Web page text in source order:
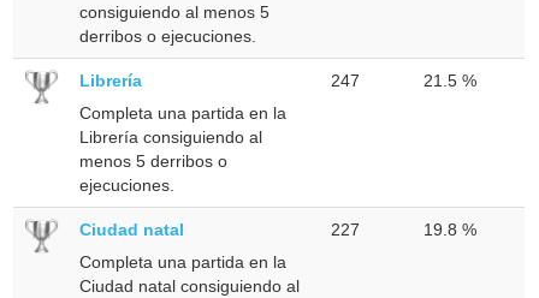
consiguiendo al menos 5
derribos o ejecuciones.
Librería
Completa una partida en la
Librería consiguiendo al
menos 5 derribos o
ejecuciones.
247 21.5 %
Ciudad natal
Completa una partida en la
Ciudad natal consiguiendo al
227 19.8 %